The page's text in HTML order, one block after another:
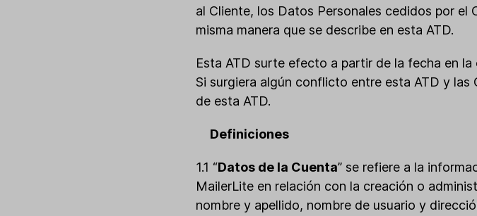
al Cliente, los Datos Personales cedidos por
misma manera que se describe en esta ATD.
Esta ATD surte efecto a partir de la fecha en
Si surgiera algún conflicto entre esta ATD y
de esta ATD.
Definiciones
1.1 “Datos de la Cuenta” se refiere a la
MailerLite en relación con la creación o
nombre y apellido, nombre de usuario y